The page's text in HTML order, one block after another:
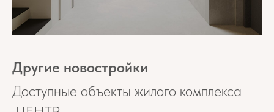
Другие новостройки
Доступные объекты жилого комплекса